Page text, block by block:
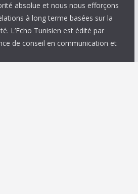
absolue et nous nous efforçons
à long terme basées sur la
L’Echo Tunisien est édité par
de conseil en communication et